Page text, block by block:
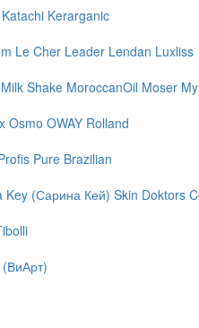
Katachi Kerarganic
Le Cher Leader Lendan Luxliss
Milk Shake MoroccanOil Moser
Osmo OWAY Rolland
Pure Brazilian
Key (Сарина Кей) Skin Doktors